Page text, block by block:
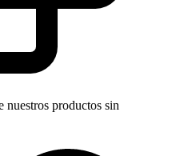
nuestros productos sin